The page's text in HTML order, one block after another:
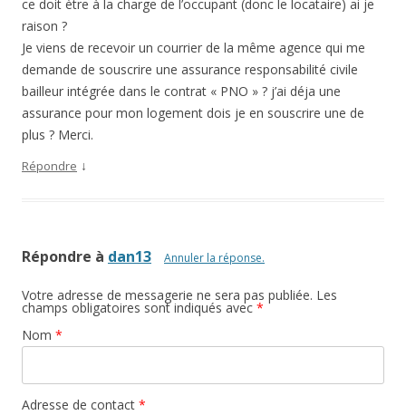
ce doit ètre à la charge de l’occupant (donc le locataire) ai je
raison ?
Je viens de recevoir un courrier de la même agence qui me
demande de souscrire une assurance responsabilité civile
bailleur intégrée dans le contrat « PNO » ? j’ai déja une
assurance pour mon logement dois je en souscrire une de
plus ? Merci.
Répondre ↓
Répondre à dan13 Annuler la réponse.
Votre adresse de messagerie ne sera pas publiée. Les
champs obligatoires sont indiqués avec *
Nom *
Adresse de contact *